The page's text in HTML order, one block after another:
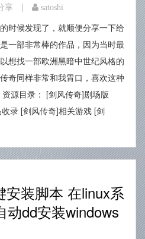
享 | satoshi
时候发现了，就顺便分享一下给
一部非常棒的作品，因为当时最
想找一部欧洲黑暗中世纪风格的
奇同样非常和我胃口，喜欢这种
源目录： [剑风传奇]剧场版
录 [剑风传奇]相关游戏 [剑
安装脚本 在linux系
动dd安装windows